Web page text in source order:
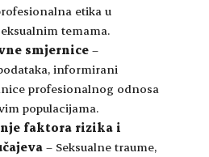
etika u
temama.
smjernice –
informirani
profesionalnog odnosa
populacijama.
faktora rizika i
– Seksualne traume,